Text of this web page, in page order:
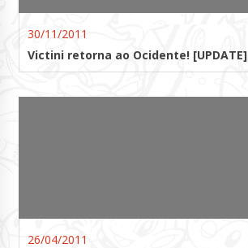
30/11/2011
Victini retorna ao Ocidente! [UPDATE]
26/04/2011